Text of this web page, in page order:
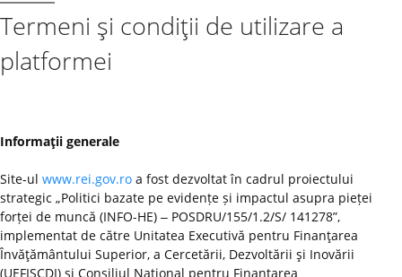
Termeni şi condiţii de utilizare a
platformei
Informaţii generale
Site-ul www.rei.gov.ro a fost dezvoltat în cadrul proiectului
strategic „Politici bazate pe evidențe și impactul asupra pieței
forței de muncă (INFO-HE) ‒ POSDRU/155/1.2/S/ 141278”,
implementat de către Unitatea Executivă pentru Finanţarea
Învăţământului Superior, a Cercetării, Dezvoltării şi Inovării
(UEFISCDI) şi Consiliul Naţional pentru Finanţarea